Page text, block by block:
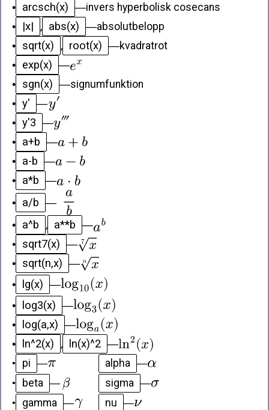
•
arcsch(x) —invers hyperbolisk cosecans
•
|x| , abs(x) —absolutbelopp
•
sqrt(x) , root(x) —kvadratrot
•
exp(x) —
•
sgn(x) —signumfunktion
• y' —
• y'3 —
•
a+b —
•
a-b —
•
a*b —
•
a/b —
•
a^b , a**b —
•
sqrt7(x) —
•
sqrt(n,x) —
•
lg(x) —
•
log3(x) —
•
log(a,x) —
•
ln^2(x) , ln(x)^2 —
• pi — alpha
—
•
beta — sigma
—
•
gamma — nu
—